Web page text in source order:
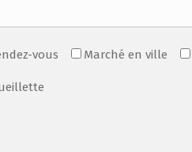
vous Marché en ville